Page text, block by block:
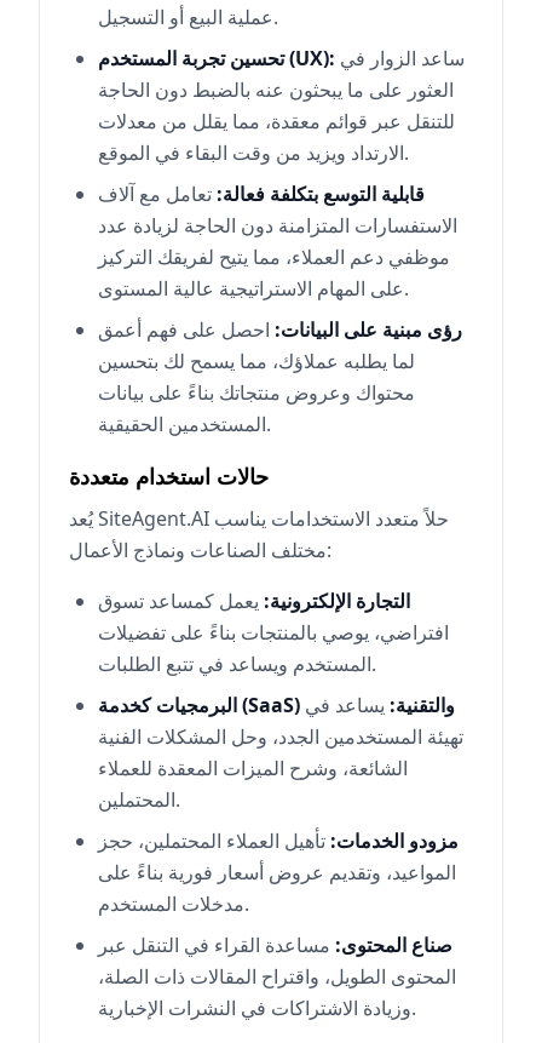
عملية البيع أو التسجيل.
تحسين تجربة المستخدم (UX):
العثور على ما يبحثون عنه بالضبط دون الحاجة
للتنقل عبر قوائم معقدة، مما يقلل من معدلات
الارتداد ويزيد من وقت البقاء في الموقع.
قابلية التوسع بتكلفة فعالة: تعامل مع آلاف
الاستفسارات المتزامنة دون الحاجة لزيادة عدد
موظفي دعم العملاء، مما يتيح لفريقك التركيز
على المهام الاستراتيجية عالية المستوى.
رؤى مبنية على البيانات: احصل على فهم أعمق
لما يطلبه عملاؤك، مما يسمح لك بتحسين
محتواك وعروض منتجاتك بناءً على بيانات
المستخدمين الحقيقية.
حالات استخدام متعددة
يُعد SiteAgent.AI حلاً متعدد الاستخدامات يناسب
مختلف الصناعات ونماذج الأعمال:
التجارة الإلكترونية: يعمل كمساعد تسوق
افتراضي، يوصي بالمنتجات بناءً على تفضيلات
المستخدم ويساعد في تتبع الطلبات.
البرمجيات كخدمة (SaaS) والتقنية: يساعد في
تهيئة المستخدمين الجدد، وحل المشكلات الفنية
الشائعة، وشرح الميزات المعقدة للعملاء
المحتملين.
مزودو الخدمات: تأهيل العملاء المحتملين، حجز
المواعيد، وتقديم عروض أسعار فورية بناءً على
مدخلات المستخدم.
صناع المحتوى: مساعدة القراء في التنقل عبر
المحتوى الطويل، واقتراح المقالات ذات الصلة،
وزيادة الاشتراكات في النشرات الإخبارية.